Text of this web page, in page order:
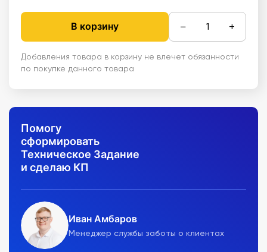
В корзину − +
Добавления товара в корзину не влечет обязанности
по покупке данного товара
Помогу
сформировать
Техническое Задание
и сделаю КП
Иван Амбаров
Менеджер службы заботы о клиентах